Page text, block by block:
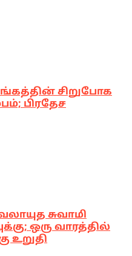
சிறுபோக
பிரதேச
சுவாமி
ஒரு வாரத்தில்
உறுதி